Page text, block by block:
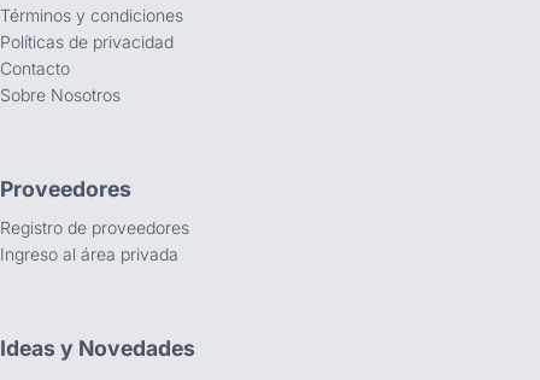
Términos y condiciones
Políticas de privacidad
Contacto
Sobre Nosotros
Proveedores
Registro de proveedores
Ingreso al área privada
Ideas y Novedades